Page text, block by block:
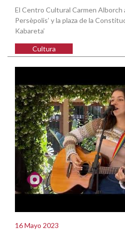
El Centro Cultural Carmen Alborch
Persèpolis’ y la plaza de la
Kabareta’
Cultura
16 Mayo 2023